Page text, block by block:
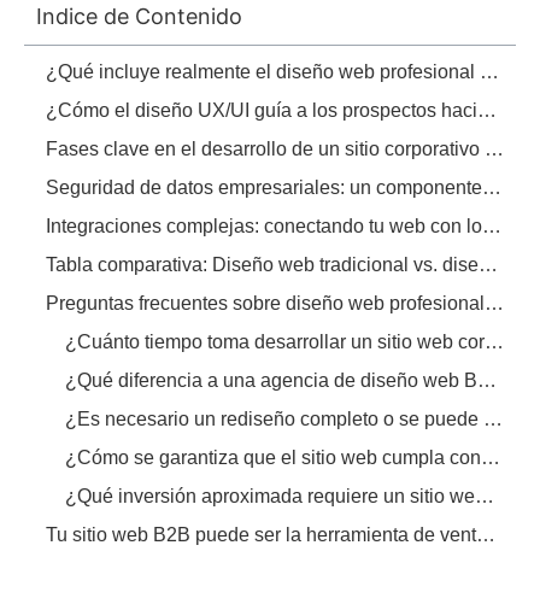
Indice de Contenido
¿Qué incluye realmente el diseño web profesional B2B?
¿Cómo el diseño UX/UI guía a los prospectos hacia la solicitud de demostraciones o cotizaciones?
Fases clave en el desarrollo de un sitio corporativo de alto rendimiento
Seguridad de datos empresariales: un componente no negociable
Integraciones complejas: conectando tu web con los sistemas de la empresa
Tabla comparativa: Diseño web tradicional vs. diseño web profesional B2B
Preguntas frecuentes sobre diseño web profesional B2B
¿Cuánto tiempo toma desarrollar un sitio web corporativo B2B?
¿Qué diferencia a una agencia de diseño web B2B de un freelance?
¿Es necesario un rediseño completo o se puede optimizar el sitio existente?
¿Cómo se garantiza que el sitio web cumpla con las normativas de protección de datos?
¿Qué inversión aproximada requiere un sitio web B2B profesional?
Tu sitio web B2B puede ser la herramienta de ventas más efectiva de tu empresa